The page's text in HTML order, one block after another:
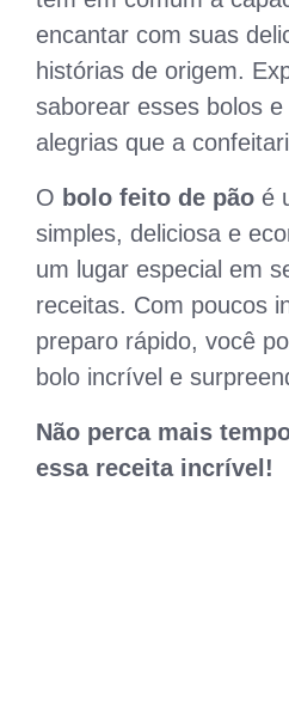
encantar com suas
histórias de origem.
saborear esses bolos
alegrias que a
O bolo feito de pão é
simples, deliciosa e
um lugar especial em
receitas. Com poucos
preparo rápido, você
bolo incrível e
Não perca mais
essa receita incrível!